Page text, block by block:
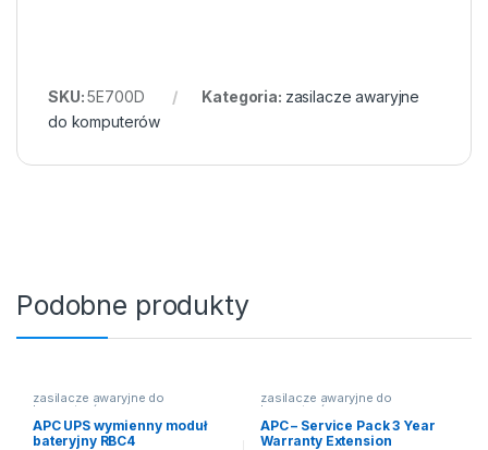
SKU:5E700D Kategoria: zasilacze awaryjne
do komputerów
Podobne produkty
zasilacze awaryjne do
komputerów
APC UPS wymienny moduł
bateryjny RBC4
zasilacze awaryjne do
komputerów
APC – Service Pack 3 Year
Warranty Extension